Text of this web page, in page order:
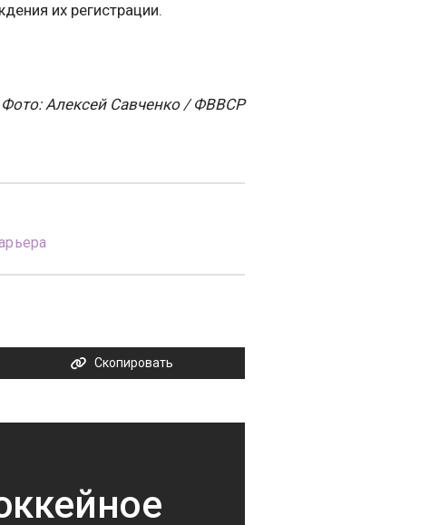
их регистрации.
Фото: Алексей Савченко / ФВВСР
Скопировать